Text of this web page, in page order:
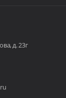
д. 23г